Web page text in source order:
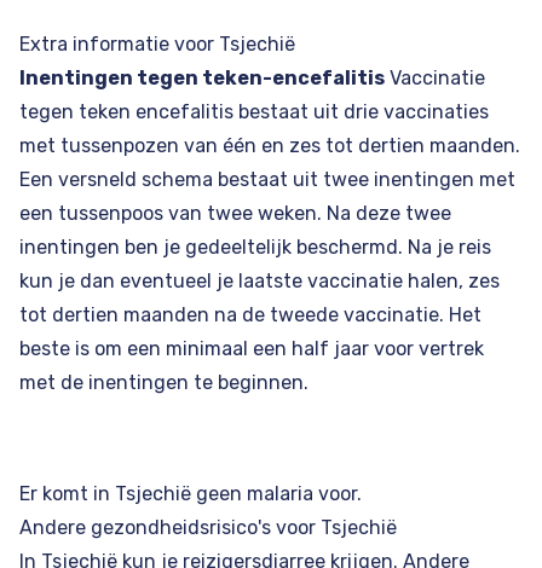
Extra informatie voor Tsjechië
Inentingen tegen teken-encefalitis Vaccinatie
tegen teken encefalitis bestaat uit drie vaccinaties
met tussenpozen van één en zes tot dertien maanden.
Een versneld schema bestaat uit twee inentingen met
een tussenpoos van twee weken. Na deze twee
inentingen ben je gedeeltelijk beschermd. Na je reis
kun je dan eventueel je laatste vaccinatie halen, zes
tot dertien maanden na de tweede vaccinatie. Het
beste is om een minimaal een half jaar voor vertrek
met de inentingen te beginnen.
Er komt in Tsjechië geen malaria voor.
Andere gezondheidsrisico's voor Tsjechië
In Tsjechië kun je reizigersdiarree krijgen. Andere